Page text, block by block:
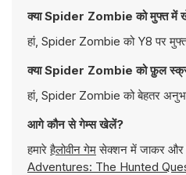
क्या Spider Zombie को मुफ्त में
हां, Spider Zombie को Y8 पर
क्या Spider Zombie को फ़ुल
हां, Spider Zombie को बेहतर
आगे कौन से गेम्स खेलें?
हमारेहैलोवीन गेमसेक्शन में जाकर और
Adventures: The Hunted